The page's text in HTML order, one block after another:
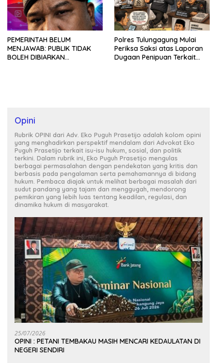
PEMERINTAH BELUM
MENJAWAB: PUBLIK TIDAK
BOLEH DIBIARKAN
Polres Tulungagung Mulai
Periksa Saksi atas Laporan
Dugaan Penipuan Terkait
Opini
Rubrik OPINI dari Adv. Eko Puguh Prasetijo adalah kolom opini
yang menghadirkan perspektif mendalam dari Advokat Eko
Puguh Prasetijo terkait isu-isu hukum, sosial, dan politik
terkini. Dalam rubrik ini, Eko Puguh Prasetijo mengulas
berbagai permasalahan dengan pendekatan yang kritis dan
berbasis pada pengalaman serta pemahamannya di bidang
hukum. Pembaca diajak untuk melihat berbagai masalah dari
sudut pandang yang tajam dan menggugah, mendorong
pemikiran yang lebih luas tentang keadilan, regulasi, dan
dinamika hukum di masyarakat.
25/07/2026
OPINI : PETANI TEMBAKAU MASIH MENCARI KEDAULATAN DI
NEGERI SENDIRI